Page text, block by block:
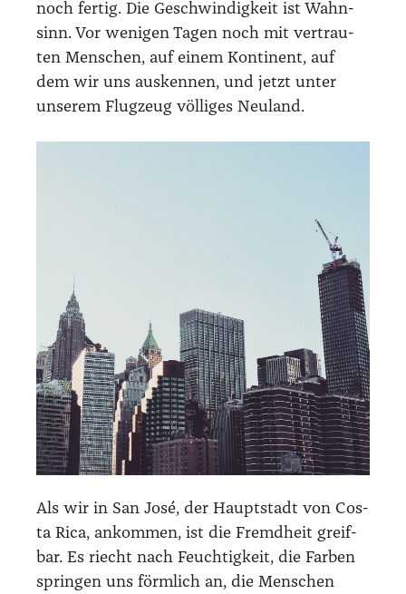
noch fer­tig. Die Geschwin­dig­keit ist Wahn­
sinn. Vor weni­gen Tagen noch mit ver­trau­
ten Men­schen, auf einem Kon­ti­nent, auf
dem wir uns aus­ken­nen, und jetzt unter
unse­rem Flug­zeug völ­li­ges Neu­land.
Als wir in San José, der Haupt­stadt von Cos­
ta Rica, ankom­men, ist die Fremd­heit greif­
bar. Es riecht nach Feuch­tig­keit, die Far­ben
sprin­gen uns förm­lich an, die Men­schen